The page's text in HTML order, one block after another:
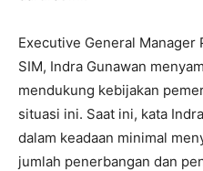
Executive General Manager
SIM, Indra Gunawan
mendukung kebijakan
situasi ini. Saat ini, kata
dalam keadaan minimal
jumlah penerbangan dan